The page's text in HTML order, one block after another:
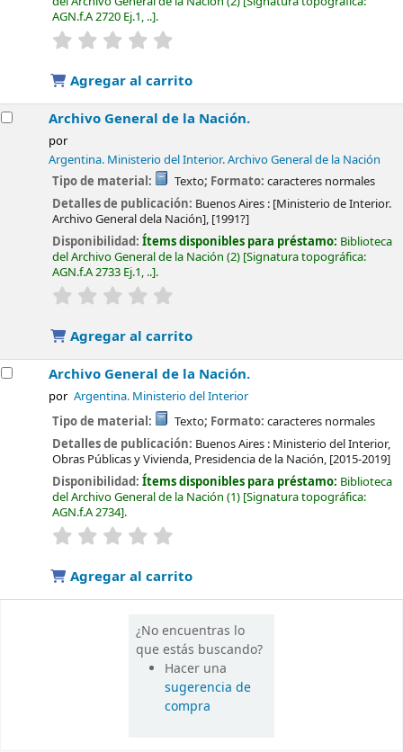
AGN.f.A 2720 Ej.1, .. .
valoración
Agregar al carrito
Archivo General de la Nación.
por
Argentina. Ministerio del Interior. Archivo General de la Nación
Tipo de material: Texto; Formato: caracteres normales
Detalles de publicación: Buenos Aires : [Ministerio de Interior.
Archivo General dela Nación], [1991?]
Disponibilidad:Ítems disponibles para préstamo: Biblioteca
del Archivo General de la Nación (2) Signatura topográfica:
AGN.f.A 2733 Ej.1, .. .
valoración
Agregar al carrito
Archivo General de la Nación.
por Argentina. Ministerio del Interior
Tipo de material: Texto; Formato: caracteres normales
Detalles de publicación: Buenos Aires : Ministerio del Interior,
Obras Públicas y Vivienda, Presidencia de la Nación, [2015-2019]
Disponibilidad:Ítems disponibles para préstamo: Biblioteca
del Archivo General de la Nación (1) Signatura topográfica:
AGN.f.A 2734 .
valoración
Agregar al carrito
¿No encuentras lo
que estás buscando?
Hacer una
sugerencia de
compra